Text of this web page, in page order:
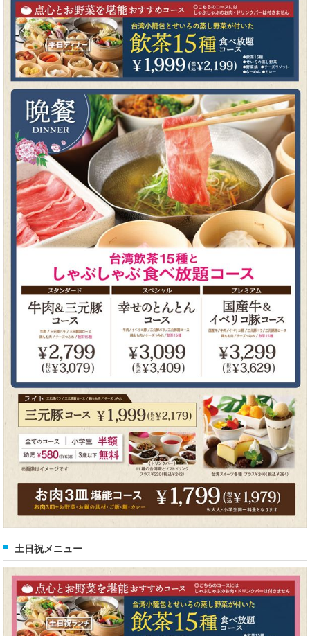
土日祝メニュー